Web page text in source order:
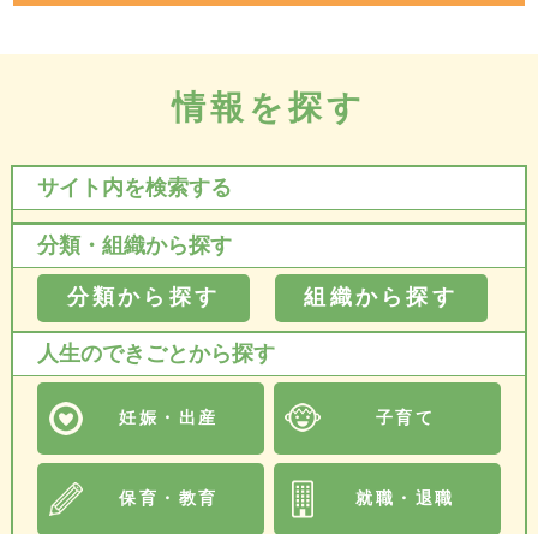
情報を探す
サイト内を検索する
分類・組織から探す
分類から探す 組織から探す
人生のできごとから探す
妊娠・出産 子育て
保育・教育 就職・退職